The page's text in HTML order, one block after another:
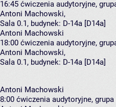
16:45 ćwiczenia audytoryjne,
Antoni Machowski,
Sala 0.1, budynek: D-14a [D14a]
Antoni Machowski
18:00 ćwiczenia audytoryjne,
Antoni Machowski,
Sala 0.1, budynek: D-14a [D14a]
Antoni Machowski
8:00 ćwiczenia audytoryjne, grupa